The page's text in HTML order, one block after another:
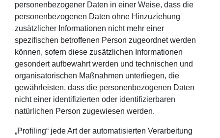
personenbezogener Daten in einer Weise, dass die
personenbezogenen Daten ohne Hinzuziehung
zusätzlicher Informationen nicht mehr einer
spezifischen betroffenen Person zugeordnet werden
können, sofern diese zusätzlichen Informationen
gesondert aufbewahrt werden und technischen und
organisatorischen Maßnahmen unterliegen, die
gewährleisten, dass die personenbezogenen Daten
nicht einer identifizierten oder identifizierbaren
natürlichen Person zugewiesen werden.
„Profiling“ jede Art der automatisierten Verarbeitung